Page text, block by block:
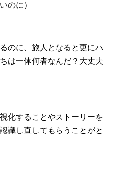
のに）
のに、旅人となると更にハ
は一体何者なんだ？大丈夫
化することやストーリーを
識し直してもらうことがと